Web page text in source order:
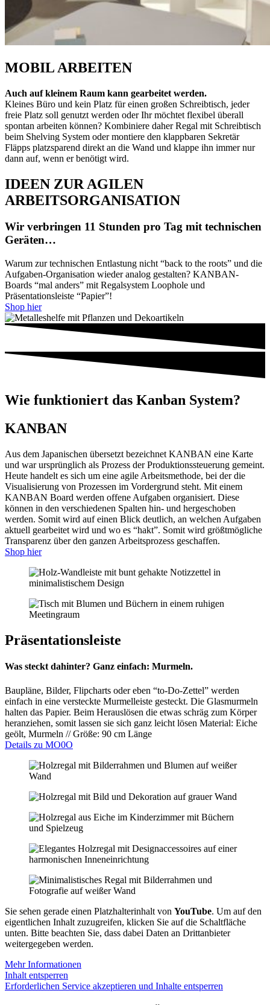
MOBIL ARBEITEN
Auch auf kleinem Raum kann gearbeitet werden.
Kleines Büro und kein Platz für einen großen Schreibtisch, jeder
freie Platz soll genutzt werden oder Ihr möchtet flexibel überall
spontan arbeiten können? Kombiniere daher Regal mit Schreibtisch
beim Shelving System oder montiere den klappbaren Sekretär
Fläpps platzsparend direkt an die Wand und klappe ihn immer nur
dann auf, wenn er benötigt wird.
IDEEN ZUR AGILEN
ARBEITSORGANISATION
Wir verbringen 11 Stunden pro Tag mit technischen
Geräten…
Warum zur technischen Entlastung nicht “back to the roots” und die
Aufgaben-Organisation wieder analog gestalten? KANBAN-
Boards “mal anders” mit Regalsystem Loophole und
Präsentationsleiste “Papier”!
Shop hier
Wie funktioniert das Kanban System?
KANBAN
Aus dem Japanischen übersetzt bezeichnet KANBAN eine Karte
und war ursprünglich als Prozess der Produktionssteuerung gemeint.
Heute handelt es sich um eine agile Arbeitsmethode, bei der die
Visualisierung von Prozessen im Vordergrund steht. Mit einem
KANBAN Board werden offene Aufgaben organisiert. Diese
können in den verschiedenen Spalten hin- und hergeschoben
werden. Somit wird auf einen Blick deutlich, an welchen Aufgaben
aktuell gearbeitet wird und wo es “hakt”. Somit wird größtmögliche
Transparenz über den ganzen Arbeitsprozess geschaffen.
Shop hier
Präsentationsleiste
Was steckt dahinter? Ganz einfach: Murmeln.
Baupläne, Bilder, Flipcharts oder eben “to-Do-Zettel” werden
einfach in eine versteckte Murmelleiste gesteckt. Die Glasmurmeln
halten das Papier. Beim Herauslösen die etwas schräg zum Körper
heranziehen, somit lassen sie sich ganz leicht lösen Material: Eiche
geölt, Murmeln // Größe: 90 cm Länge
Details zu MO0O
Sie sehen gerade einen Platzhalterinhalt von YouTube. Um auf den
eigentlichen Inhalt zuzugreifen, klicken Sie auf die Schaltfläche
unten. Bitte beachten Sie, dass dabei Daten an Drittanbieter
weitergegeben werden.
Mehr Informationen
Inhalt entsperren
Erforderlichen Service akzeptieren und Inhalte entsperren